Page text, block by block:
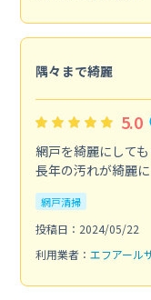
隅々まで綺麗
5.0
網戸を綺麗にして
長年の汚れが綺麗に
網戸清掃
投稿日：2024/05/22
利用業者： エフアール